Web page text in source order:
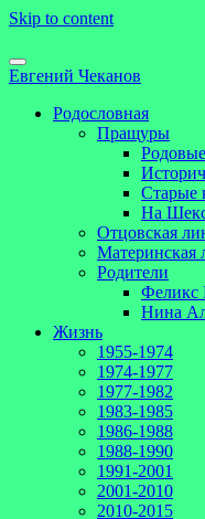
Skip to content
Евгений Чеканов
Родословная
Пращуры
Старые
На
Отцовская
Материнская
Родители
Феликс
Нина
Жизнь
1955-1974
1974-1977
1977-1982
1983-1985
1986-1988
1988-1990
1991-2001
2001-2010
2010-2015